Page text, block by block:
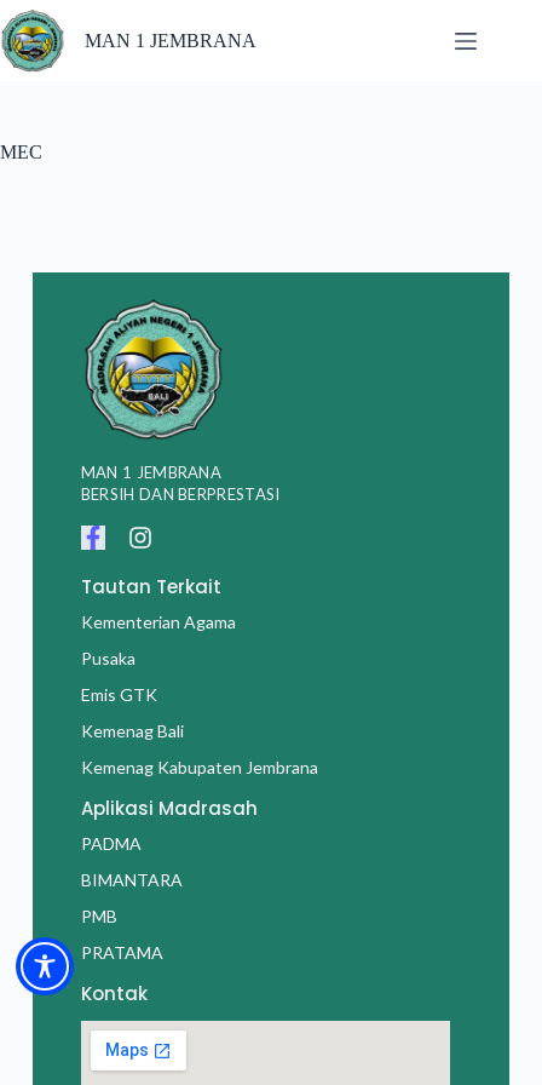
MAN 1 JEMBRANA
MEC
MAN 1 JEMBRANA
BERSIH DAN BERPRESTASI
Tautan Terkait
Kementerian Agama
Pusaka
Emis GTK
Kemenag Bali
Kemenag Kabupaten Jembrana
Aplikasi Madrasah
PADMA
BIMANTARA
PMB
PRATAMA
Kontak